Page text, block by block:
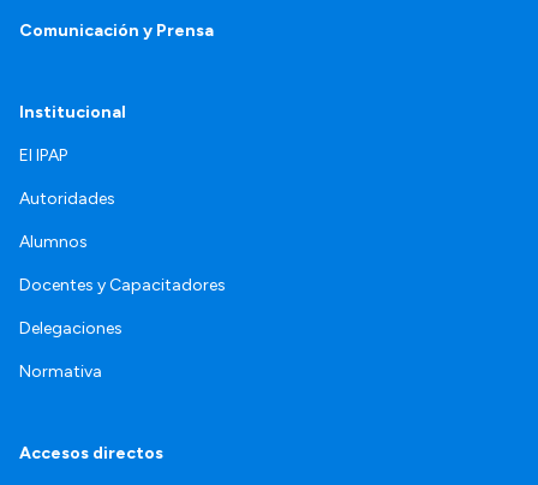
Comunicación y Prensa
Institucional
El IPAP
Autoridades
Alumnos
Docentes y Capacitadores
Delegaciones
Normativa
Accesos directos